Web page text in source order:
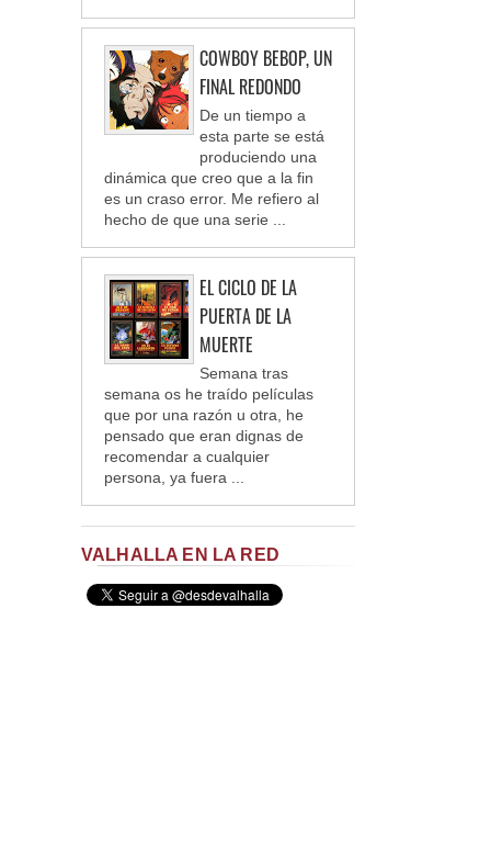
COWBOY BEBOP, UN
FINAL REDONDO
De un tiempo a
esta parte se está
produciendo una
dinámica que creo que a la fin
es un craso error. Me refiero al
hecho de que una serie ...
EL CICLO DE LA
PUERTA DE LA
MUERTE
Semana tras
semana os he traído películas
que por una razón u otra, he
pensado que eran dignas de
recomendar a cualquier
persona, ya fuera ...
VALHALLA EN LA RED